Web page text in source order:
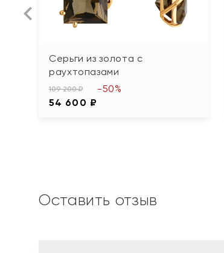
Серьги из золота с
раухтопазами
109 200 ₽
54 600 ₽
-50%
Оставить отзыв